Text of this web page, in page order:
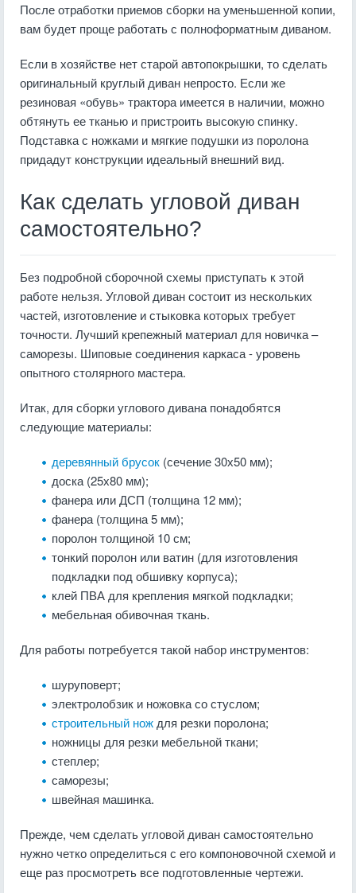
После отработки приемов сборки на уменьшенной копии,
вам будет проще работать с полноформатным диваном.
Если в хозяйстве нет старой автопокрышки, то сделать
оригинальный круглый диван непросто. Если же
резиновая «обувь» трактора имеется в наличии, можно
обтянуть ее тканью и пристроить высокую спинку.
Подставка с ножками и мягкие подушки из поролона
придадут конструкции идеальный внешний вид.
Как сделать угловой диван
самостоятельно?
Без подробной сборочной схемы приступать к этой
работе нельзя. Угловой диван состоит из нескольких
частей, изготовление и стыковка которых требует
точности. Лучший крепежный материал для новичка –
саморезы. Шиповые соединения каркаса - уровень
опытного столярного мастера.
Итак, для сборки углового дивана понадобятся
следующие материалы:
деревянный брусок (сечение 30х50 мм);
доска (25х80 мм);
фанера или ДСП (толщина 12 мм);
фанера (толщина 5 мм);
поролон толщиной 10 см;
тонкий поролон или ватин (для изготовления
подкладки под обшивку корпуса);
клей ПВА для крепления мягкой подкладки;
мебельная обивочная ткань.
Для работы потребуется такой набор инструментов:
шуруповерт;
электролобзик и ножовка со стуслом;
строительный нож для резки поролона;
ножницы для резки мебельной ткани;
степлер;
саморезы;
швейная машинка.
Прежде, чем сделать угловой диван самостоятельно
нужно четко определиться с его компоновочной схемой и
еще раз просмотреть все подготовленные чертежи.